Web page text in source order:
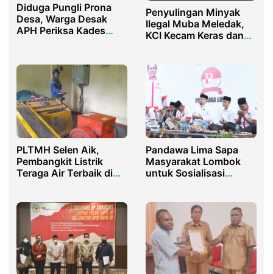
Diduga Pungli Prona
Desa, Warga Desak
APH Periksa Kades
Penyulingan Minyak
Ilegal Muba Meledak,
KCI Kecam Keras dan
Berinisial D
PLTMH Selen Aik,
Pembangkit Listrik
Teraga Air Terbaik di
Pandawa Lima Sapa
Masyarakat Lombok
untuk Sosialisasi